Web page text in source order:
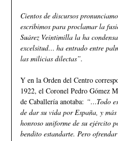
Cientos de discursos
escribimos para proclamar la
Suárez Veintimilla la ha
excelsitud… ha entrado entre
las milicias dilectas”.
Y en la Orden del Centro
1922, el Coronel Pedro Gómez
de Caballería anotaba: “…Todo
de dar su vida por España, y
honroso uniforme de su ejército
bendito estandarte. Pero